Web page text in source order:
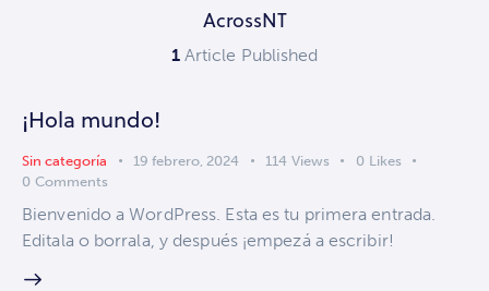
AcrossNT
1Article Published
¡Hola mundo!
Sin categoría 19 febrero, 2024 114 Views 0 Likes
0 Comments
Bienvenido a WordPress. Esta es tu primera entrada.
Editala o borrala, y después ¡empezá a escribir!